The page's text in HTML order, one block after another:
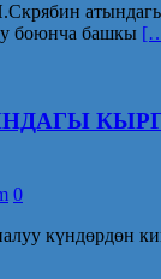
боюнча башкы
0
күндөрдөн